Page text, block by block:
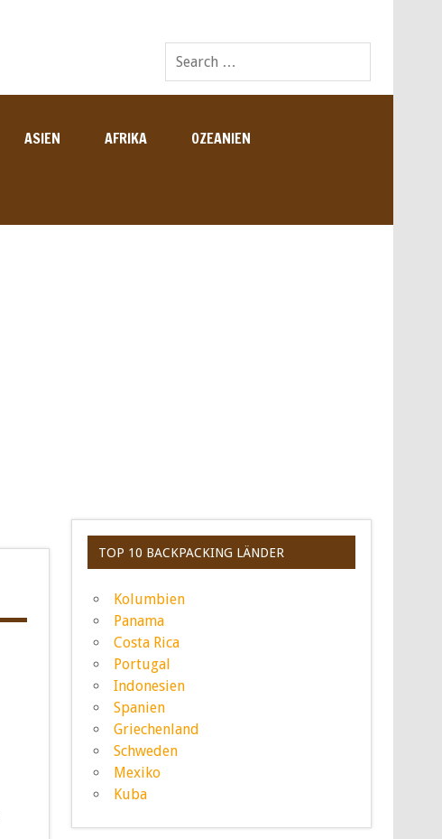
ASIEN AFRIKA OZEANIEN
TOP 10 BACKPACKING LÄNDER
Kolumbien
Panama
Costa Rica
Portugal
Indonesien
Spanien
Griechenland
Schweden
Mexiko
Kuba